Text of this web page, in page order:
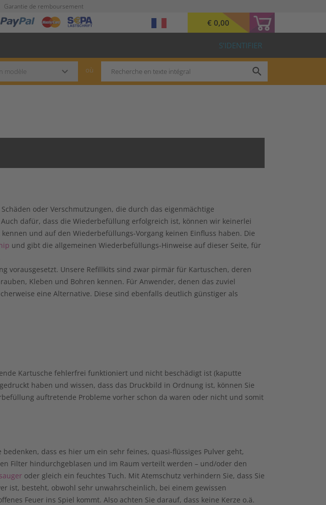
Garantie de remboursement
€ 0,00
S’IDENTIFIER
keyboard_arrow_down où search
oder Verschmutzungen, die durch das eigenmächtige
dafür, dass die Wiederbefüllung erfolgreich ist, können wir keinerlei
und auf den Wiederbefüllungs-Vorgang keinen Einfluss haben. Die
und gibt die allgemeinen Wiederbefüllungs-Hinweise auf dieser Seite, für
vorausgesetzt. Unsere Refillkits sind zwar pirmär für Kartuschen, deren
Kleben und Bohren kennen. Für Anwender, denen das zuviel
eine Alternative. Diese sind ebenfalls deutlich günstiger als
Kartusche fehlerfrei funktioniert und nicht beschädigt ist (kaputte
haben und wissen, dass das Druckbild in Ordnung ist, können Sie
auftretende Probleme vorher schon da waren oder nicht und somit
bedenken, dass es hier um ein sehr feines, quasi-flüssiges Pulver geht,
Filter hindurchgeblasen und im Raum verteilt werden – und/oder den
oder gleich ein feuchtes Tuch. Mit Atemschutz verhindern Sie, dass Sie
ist, besteht, obwohl sehr unwahrscheinlich, bei einem gewissen
Feuer ins Spiel kommt. Also achten Sie darauf, dass keine Kerze o.ä.